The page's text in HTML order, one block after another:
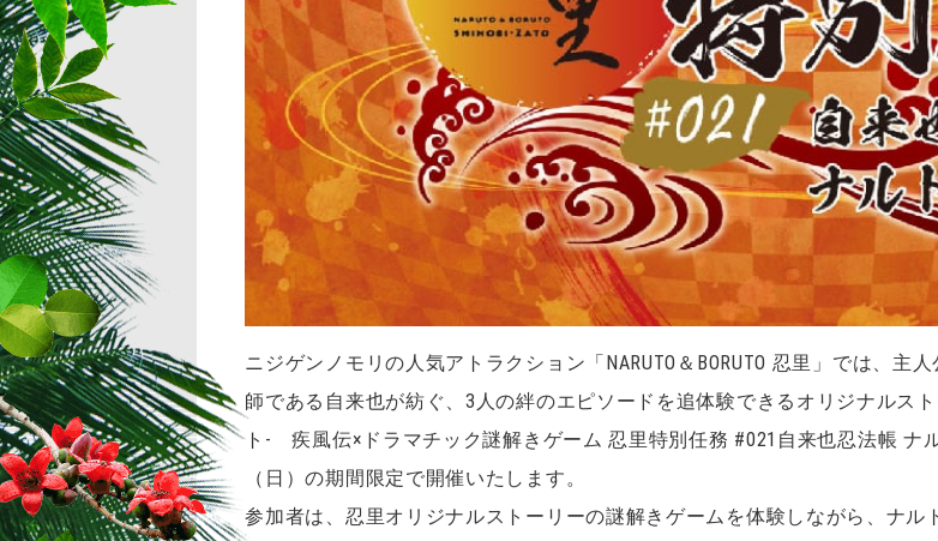
ニジゲンノモリの人気アトラクション「NARUTO＆BORUTO 忍里」では、主
師である自来也が紡ぐ、3人の絆のエピソードを追体験できるオリジナルス
ト- 疾風伝×ドラマチック謎解きゲーム 忍里特別任務 #021自来也忍法帳 ナ
（日）の期間限定で開催いたします。
参加者は、忍里オリジナルストーリーの謎解きゲームを体験しながら、ナ